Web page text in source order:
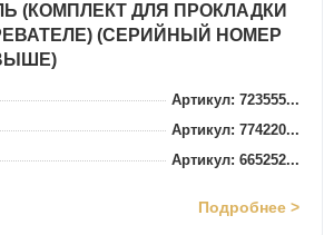
(КОМПЛЕКТ ДЛЯ ПРОКЛАДКИ
(СЕРИЙНЫЙ НОМЕР
Артикул: 723555...
Артикул: 774220...
Артикул: 665252...
Подробнее >